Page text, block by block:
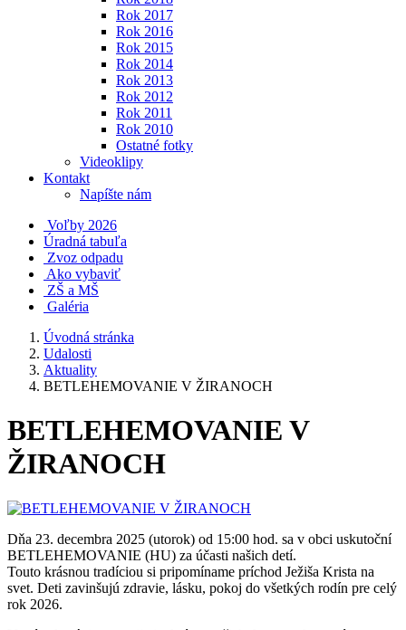
Rok 2017
Rok 2016
Rok 2015
Rok 2014
Rok 2013
Rok 2012
Rok 2011
Rok 2010
Ostatné fotky
Videoklipy
Kontakt
Napíšte nám
Voľby 2026
Úradná tabuľa
Zvoz odpadu
Ako vybaviť
ZŠ a MŠ
Galéria
Úvodná stránka
Udalosti
Aktuality
BETLEHEMOVANIE V ŽIRANOCH
BETLEHEMOVANIE V
ŽIRANOCH
Dňa 23. decembra 2025 (utorok) od 15:00 hod. sa v obci uskutoční
BETLEHEMOVANIE (HU) za účasti našich detí.
Touto krásnou tradíciou si pripomíname príchod Ježiša Krista na
svet. Deti zavinšujú zdravie, lásku, pokoj do všetkých rodín pre celý
rok 2026.